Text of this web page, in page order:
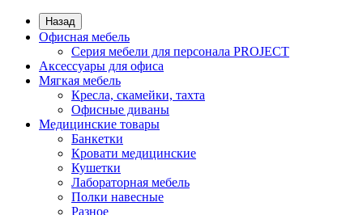
Назад
Офисная мебель
Серия мебели для персонала PROJECT
Аксессуары для офиса
Мягкая мебель
Кресла, скамейки, тахта
Офисные диваны
Медицинские товары
Банкетки
Кровати медицинские
Кушетки
Лабораторная мебель
Полки навесные
Разное